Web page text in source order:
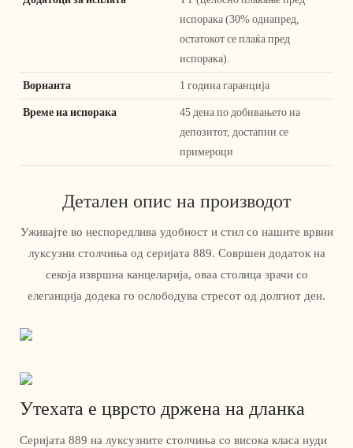
испорака (30% однапред,
остатокот се плаќа пред
испорака).
Ворнанта 1 година гаранција
Време на испорака
45 дена по добивањето на
депозитот, достапни се
примероци
Детален опис на производот
Уживајте во неспоредлива удобност и стил со нашите врвни
луксузни столчиња од серијата 889. Совршен додаток на
секоја извршна канцеларија, оваа столица зрачи со
елеганција додека го ослободува стресот од долгиот ден.
Утехата е цврсто држена на дланка
Серијата 889 на луксузните столчиња со висока класа нуди